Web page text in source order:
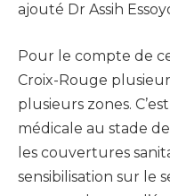
ajouté Dr Assih
Pour le compte de
Croix-Rouge
plusieurs zones.
médicale au stade
les couvertures
sensibilisation sur le